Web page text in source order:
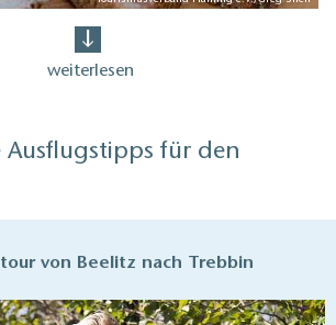
weiterlesen
Ausflugstipps für den
von Beelitz nach Trebbin